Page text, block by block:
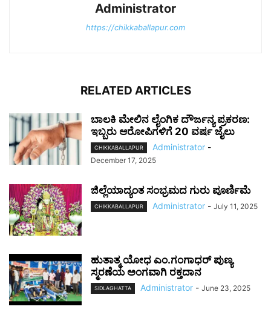
Administrator
https://chikkaballapur.com
RELATED ARTICLES
ಬಾಲಕಿ ಮೇಲಿನ ಲೈಂಗಿಕ ದೌರ್ಜನ್ಯ ಪ್ರಕರಣ:
ಇಬ್ಬರು ಆರೋಪಿಗಳಿಗೆ 20 ವರ್ಷ ಜೈಲು
CHIKKABALLAPUR Administrator -
December 17, 2025
ಜಿಲ್ಲೆಯಾದ್ಯಂತ ಸಂಭ್ರಮದ ಗುರು ಪೂರ್ಣಿಮೆ
CHIKKABALLAPUR Administrator - July 11, 2025
ಹುತಾತ್ಮ ಯೋಧ ಎಂ.ಗಂಗಾಧರ್ ಪುಣ್ಯ
ಸ್ಮರಣೆಯ ಅಂಗವಾಗಿ ರಕ್ತದಾನ
SIDLAGHATTA Administrator - June 23, 2025